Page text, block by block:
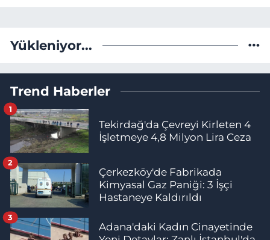
Yükleniyor...
Trend Haberler
Tekirdağ'da Çevreyi Kirleten 4
İşletmeye 4,8 Milyon Lira Ceza
1
Çerkezköy'de Fabrikada
Kimyasal Gaz Paniği: 3 İşçi
Hastaneye Kaldırıldı
2
Adana'daki Kadın Cinayetinde
3